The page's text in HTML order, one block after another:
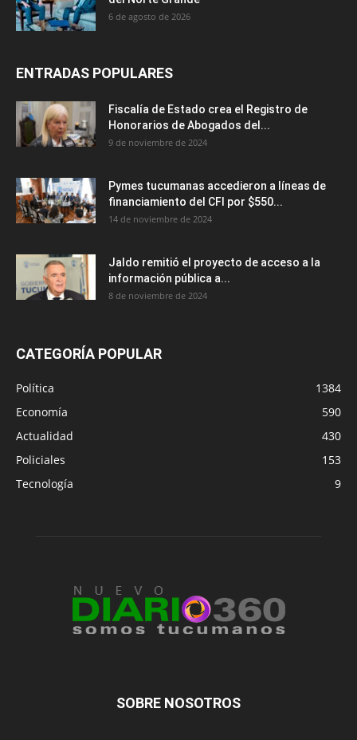
6 de agosto de 2026
ENTRADAS POPULARES
Fiscalía de Estado crea el Registro de
Honorarios de Abogados del...
9 de noviembre de 2024
Pymes tucumanas accedieron a líneas de
financiamiento del CFI por $550...
14 de noviembre de 2024
Jaldo remitió el proyecto de acceso a la
información pública a...
8 de noviembre de 2024
CATEGORÍA POPULAR
Política
1384
Economía
590
Actualidad
430
Policiales
153
Tecnología
9
SOBRE NOSOTROS